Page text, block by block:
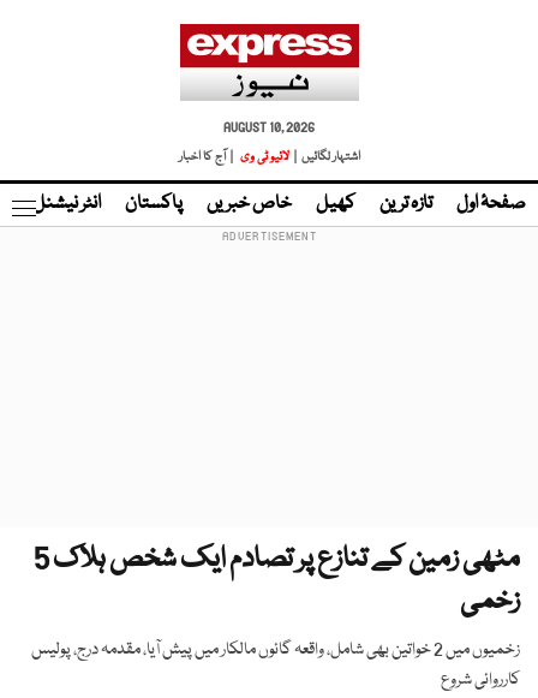
AUGUST 10, 2026
اشتہار لگائیں |
لائیو ٹی وی | آج کا اخبار
صفحۂ اول تازہ ترین کھیل خاص خبریں پاکستان انٹر نیشنل
مٹھی زمین کے تنازع پر تصادم ایک شخص ہلاک 5
زخمی
زخمیوں میں 2 خواتین بھی شامل، واقعہ گائوں مالکار میں پیش آیا، مقدمہ درج، پولیس
کارروائی شروع